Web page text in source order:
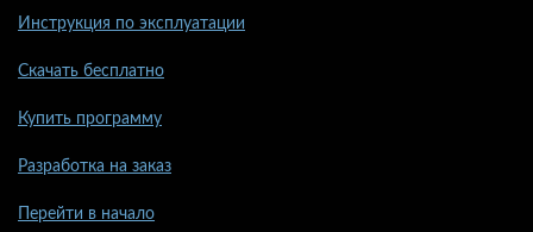
Инструкция по эксплуатации
Скачать бесплатно
Купить программу
Разработка на заказ
Перейти в начало